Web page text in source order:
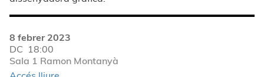
8 febrer 2023
DC 18:00
Sala 1 Ramon Montanyà